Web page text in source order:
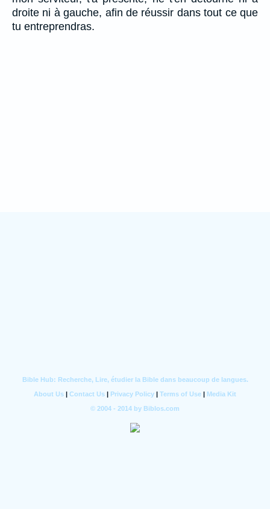
droite ni à gauche, afin de réussir dans tout ce que
tu entreprendras.